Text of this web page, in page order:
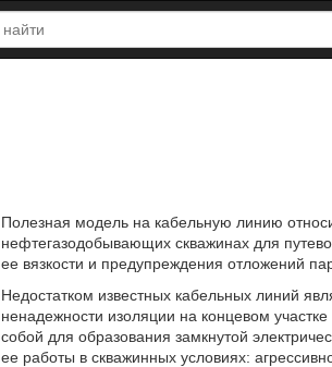
Полезная модель на кабельную линию
нефтегазодобывающих скважинах для
ее вязкости и предупреждения отложений
Недостатком известных кабельных линий
ненадежности изоляции на концевом
собой для образования замкнутой
ее работы в скважинных условиях: